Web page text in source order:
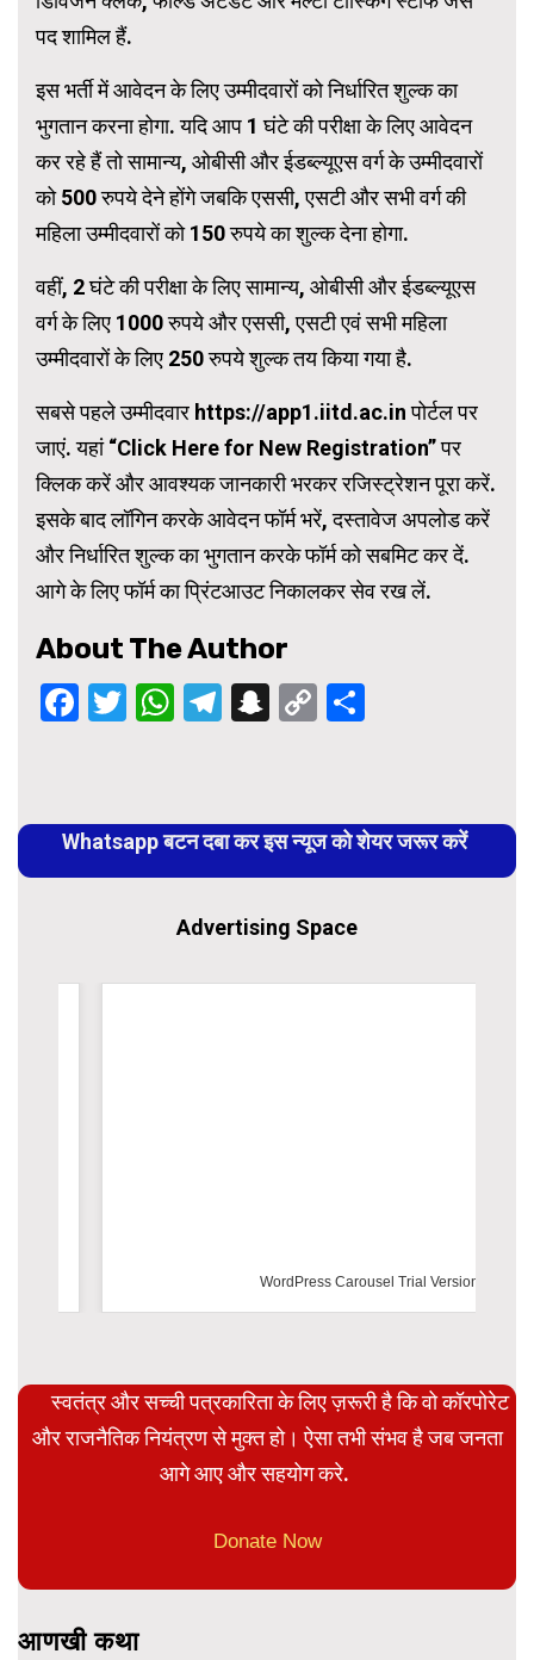
पद शामिल हैं.
इस भर्ती में आवेदन के लिए उम्मीदवारों को निर्धारित शुल्क का
भुगतान करना होगा. यदि आप 1 घंटे की परीक्षा के लिए आवेदन
कर रहे हैं तो सामान्य, ओबीसी और ईडब्ल्यूएस वर्ग के उम्मीदवारों
को 500 रुपये देने होंगे जबकि एससी, एसटी और सभी वर्ग की
महिला उम्मीदवारों को 150 रुपये का शुल्क देना होगा.
वहीं, 2 घंटे की परीक्षा के लिए सामान्य, ओबीसी और ईडब्ल्यूएस
वर्ग के लिए 1000 रुपये और एससी, एसटी एवं सभी महिला
उम्मीदवारों के लिए 250 रुपये शुल्क तय किया गया है.
सबसे पहले उम्मीदवार https://app1.iitd.ac.in पोर्टल पर
जाएं. यहां “Click Here for New Registration” पर
क्लिक करें और आवश्यक जानकारी भरकर रजिस्ट्रेशन पूरा करें.
इसके बाद लॉगिन करके आवेदन फॉर्म भरें, दस्तावेज अपलोड करें
और निर्धारित शुल्क का भुगतान करके फॉर्म को सबमिट कर दें.
आगे के लिए फॉर्म का प्रिंटआउट निकालकर सेव रख लें.
About The Author
Facebook
Twitter
WhatsApp
Telegram
Snapchat
Copy
Reading
Whatsapp बटन दबा कर इस न्यूज को शेयर जरूर करें
Advertising Space
WordPress Carousel Trial Version
स्वतंत्र और सच्ची पत्रकारिता के लिए ज़रूरी है कि वो कॉरपोरेट
और राजनैतिक नियंत्रण से मुक्त हो। ऐसा तभी संभव है जब जनता
आगे आए और सहयोग करे.
Donate Now
आणखी कथा